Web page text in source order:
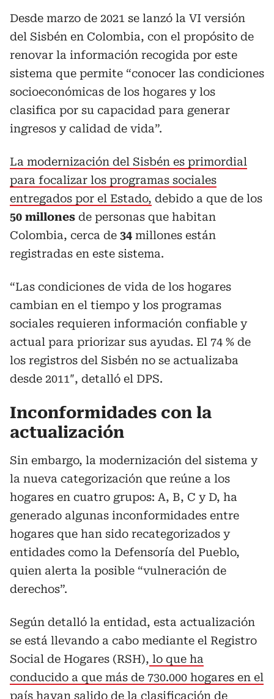
Desde marzo de 2021 se lanzó la VI versión
del Sisbén en Colombia, con el propósito de
renovar la información recogida por este
sistema que permite “conocer las condiciones
socioeconómicas de los hogares y los
clasifica por su capacidad para generar
ingresos y calidad de vida”.
La modernización del Sisbén es primordial
para focalizar los programas sociales
entregados por el Estado, debido a que de los
50 millones de personas que habitan
Colombia, cerca de 34 millones están
registradas en este sistema.
“Las condiciones de vida de los hogares
cambian en el tiempo y los programas
sociales requieren información confiable y
actual para priorizar sus ayudas. El 74 % de
los registros del Sisbén no se actualizaba
desde 2011″, detalló el DPS.
Inconformidades con la
actualización
Sin embargo, la modernización del sistema y
la nueva categorización que reúne a los
hogares en cuatro grupos: A, B, C y D, ha
generado algunas inconformidades entre
hogares que han sido recategorizados y
entidades como la Defensoría del Pueblo,
quien alerta la posible “vulneración de
derechos”.
Según detalló la entidad, esta actualización
se está llevando a cabo mediante el Registro
Social de Hogares (RSH), lo que ha
conducido a que más de 730.000 hogares en el
país hayan salido de la clasificación de